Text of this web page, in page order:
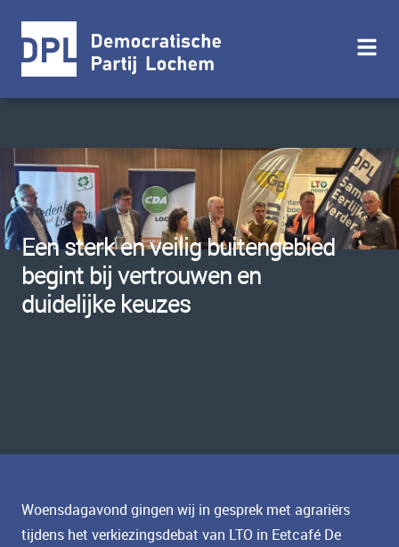
Een sterk en veilig buitengebied
begint bij vertrouwen en
duidelijke keuzes
Woensdagavond gingen wij in gesprek met agrariërs
tijdens het verkiezingsdebat van LTO in Eetcafé De